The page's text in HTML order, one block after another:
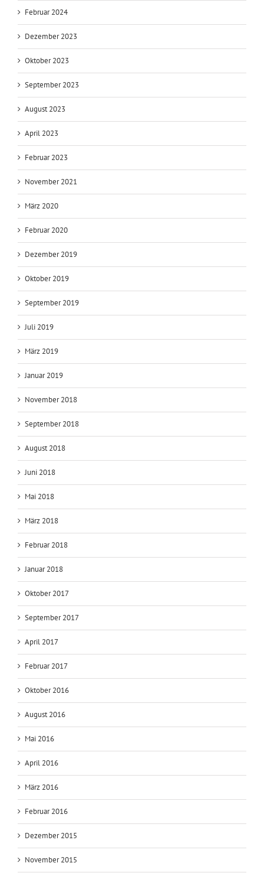
Februar 2024
Dezember 2023
Oktober 2023
September 2023
August 2023
April 2023
Februar 2023
November 2021
März 2020
Februar 2020
Dezember 2019
Oktober 2019
September 2019
Juli 2019
März 2019
Januar 2019
November 2018
September 2018
August 2018
Juni 2018
Mai 2018
März 2018
Februar 2018
Januar 2018
Oktober 2017
September 2017
April 2017
Februar 2017
Oktober 2016
August 2016
Mai 2016
April 2016
März 2016
Februar 2016
Dezember 2015
November 2015